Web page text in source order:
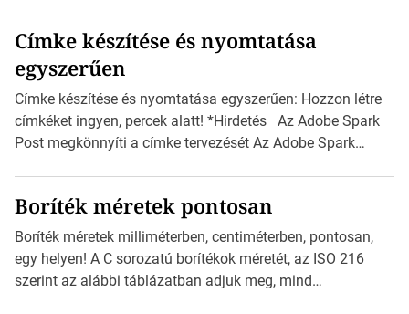
Címke készítése és nyomtatása
egyszerűen
Címke készítése és nyomtatása egyszerűen: Hozzon létre
címkéket ingyen, percek alatt! *Hirdetés Az Adobe Spark
Post megkönnyíti a címke tervezését Az Adobe Spark
igazán foroghatnak a kreatív fogaskerekek, miközben
zajlik a saját címke készítése. Hogyan készítsünk címkét?
Válasszon méretet és alakot: Válassza ki a kívánt címke
méretét. Akár néhány […]
Boríték méretek pontosan
Boríték méretek milliméterben, centiméterben, pontosan,
egy helyen! A C sorozatú borítékok méretét, az ISO 216
szerint az alábbi táblázatban adjuk meg, mind